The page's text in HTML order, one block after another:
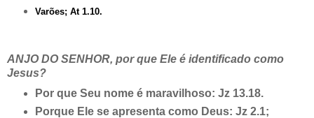
Varões; At 1.10.
ANJO DO SENHOR, por que Ele é identificado como
Jesus?
Por que Seu nome é maravilhoso: Jz 13.18.
Porque Ele se apresenta como Deus: Jz 2.1;